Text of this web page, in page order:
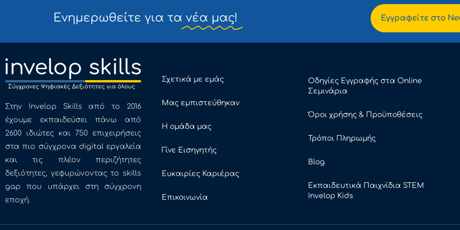
Ενημερωθείτε για τα νέα μας! Εγγραφείτε στο
Στην Invelop Skills από το 2016
έχουμε εκπαιδεύσει πάνω από
2600 ιδιώτες και 750 επιχειρήσεις
στα πιο σύγχρονα digital εργαλεία
και τις πλέον περιζήτητες
δεξιότητες, γεφυρώνοντας το skills
gap που υπάρχει στη σύγχρονη
εποχή.
Σχετικά με εμάς
Μας εμπιστεύθηκαν
Η ομάδα μας
Γίνε Εισηγητής
Ευκαιρίες Καριέρας
Επικοινωνία
Οδηγίες Εγγραφής στα Online
Σεμινάρια
Όροι χρήσης & Προϋποθέσεις
Τρόποι Πληρωμής
Blog
Εκπαιδευτικά Παιχνίδια STEM
Invelop Kids